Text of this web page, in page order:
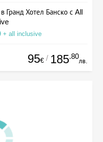
Гранд Хотел Банско с All
+ all inclusive
95€ / 185.80
лв.